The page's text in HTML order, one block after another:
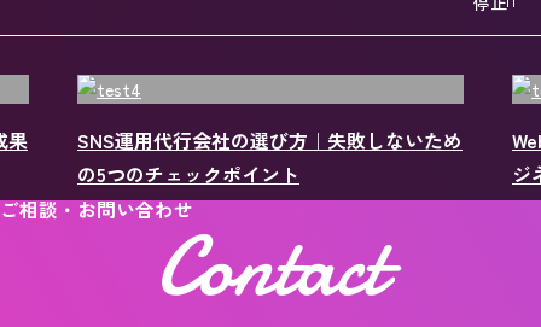
め
Webサイトの放置は採用・営業に悪影響？ビ
ジネス損失を防ぐ対策とは
稿
ご相談・お問い合わせContact